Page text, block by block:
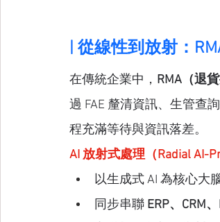
| 從線性到放射：
在傳統企業中， RMA（退
過 FAE 釐清資訊、生管查
程充滿等待與資訊落差。
AI 放射式處理（Radial AI-
以生成式 AI 為核心大
同步串聯 ERP、CRM